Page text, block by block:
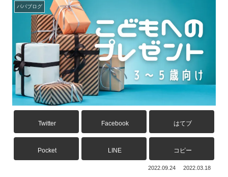
パパブログ
Twitter Facebook はてブ
Pocket LINE コピー
2022.09.24 2022.03.18